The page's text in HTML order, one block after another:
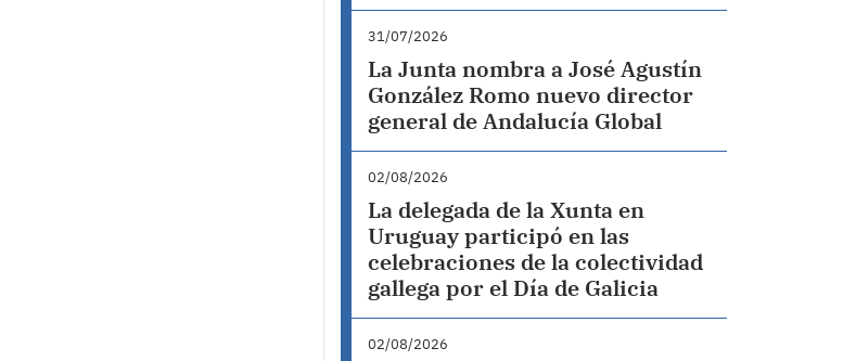
31/07/2026
La Junta nombra a José Agustín
González Romo nuevo director
general de Andalucía Global
02/08/2026
La delegada de la Xunta en
Uruguay participó en las
celebraciones de la colectividad
gallega por el Día de Galicia
02/08/2026